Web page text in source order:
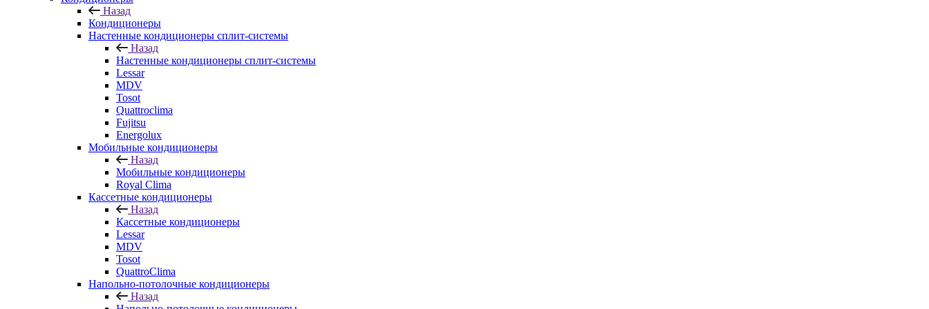
Назад
Кондиционеры
Настенные кондиционеры сплит-системы
Назад
Настенные кондиционеры сплит-системы
Lessar
MDV
Tosot
Quattroclima
Fujitsu
Energolux
Мобильные кондиционеры
Назад
Мобильные кондиционеры
Royal Clima
Кассетные кондиционеры
Назад
Кассетные кондиционеры
Lessar
MDV
Tosot
QuattroClima
Напольно-потолочные кондиционеры
Назад